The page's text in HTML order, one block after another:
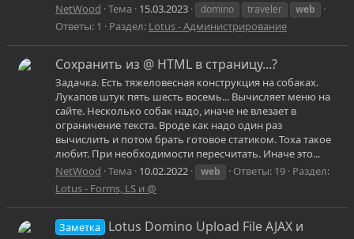
NetWood Тема 15.03.2023 domino traveler web
Ответы: 1 Раздел: Lotus - Администрирование
Сохранить из @ HTML в страницу...?
Задачка. Есть тяжеловесная конструкция на собаках.
Лукапов штук пять шесть восемь... Вычисляет меню на
сайте. Несколько собак надо, иначе не влезает в
ограничение текста. Вроде как надо один раз
вычислить и потом брать готовое статиком. Тоха такое
любит. При необходимости пересчитать. Иначе это...
NetWood Тема 10.02.2022 web Ответы: 19 Раздел:
Lotus - Forms, LS и @
Заметка
Lotus Domino Upload File AJAX и